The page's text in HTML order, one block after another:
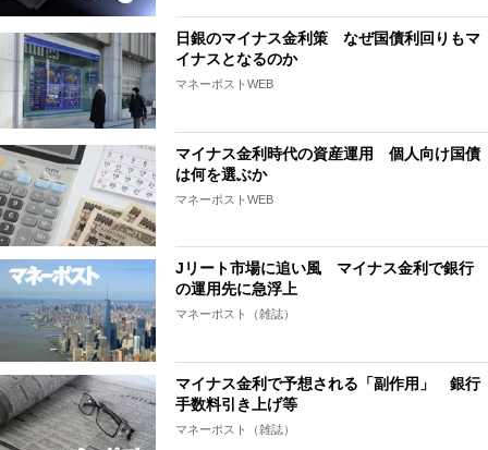
日銀のマイナス金利策 なぜ国債利回りもマ
イナスとなるのか
マネーポストWEB
マイナス金利時代の資産運用 個人向け国債
は何を選ぶか
マネーポストWEB
Jリート市場に追い風 マイナス金利で銀行
の運用先に急浮上
マネーポスト（雑誌）
マイナス金利で予想される「副作用」 銀行
手数料引き上げ等
マネーポスト（雑誌）